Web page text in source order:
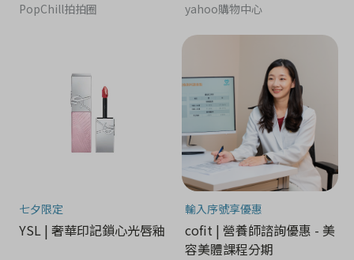
PopChill拍拍圈 yahoo購物中心
七夕限定
YSL | 奢華印記鎖心光唇釉
輸入序號享優惠
cofit | 營養師諮詢優惠 - 美
容美體課程分期